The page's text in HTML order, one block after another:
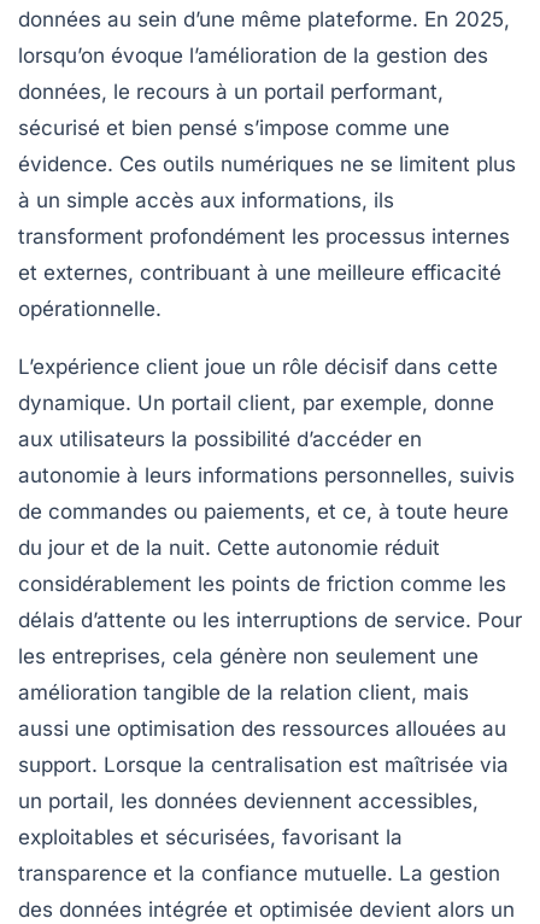
données au sein d’une même plateforme. En 2025,
lorsqu’on évoque l’amélioration de la gestion des
données, le recours à un portail performant,
sécurisé et bien pensé s’impose comme une
évidence. Ces outils numériques ne se limitent plus
à un simple accès aux informations, ils
transforment profondément les processus internes
et externes, contribuant à une meilleure efficacité
opérationnelle.
L’expérience client joue un rôle décisif dans cette
dynamique. Un portail client, par exemple, donne
aux utilisateurs la possibilité d’accéder en
autonomie à leurs informations personnelles, suivis
de commandes ou paiements, et ce, à toute heure
du jour et de la nuit. Cette autonomie réduit
considérablement les points de friction comme les
délais d’attente ou les interruptions de service. Pour
les entreprises, cela génère non seulement une
amélioration tangible de la relation client, mais
aussi une optimisation des ressources allouées au
support. Lorsque la centralisation est maîtrisée via
un portail, les données deviennent accessibles,
exploitables et sécurisées, favorisant la
transparence et la confiance mutuelle. La gestion
des données intégrée et optimisée devient alors un